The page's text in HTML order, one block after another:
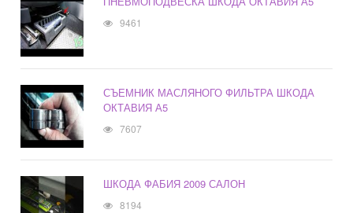
9461
СЪЕМНИК МАСЛЯНОГО ФИЛЬТРА ШКОДА
ОКТАВИЯ А5
7607
ШКОДА ФАБИЯ 2009 САЛОН
8194